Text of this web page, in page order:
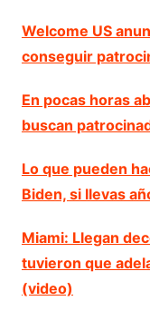
Welcome US
conseguir
En pocas horas
buscan
Lo que pueden
Biden, si llevas
Miami: Llegan
tuvieron que
(video)